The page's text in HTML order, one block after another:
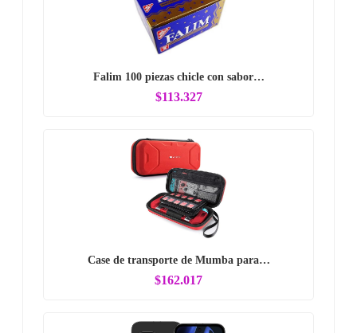
Falim 100 piezas chicle con sabor…
$113.327
Case de transporte de Mumba para…
$162.017